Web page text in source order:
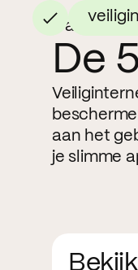
Campagne
De
aan het
je slimme